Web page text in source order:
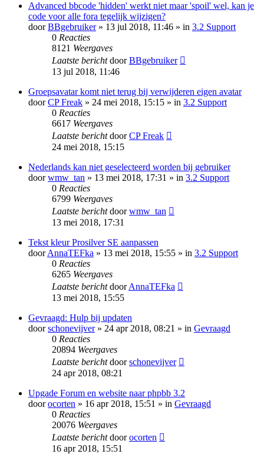
Advanced bbcode 'hidden' werkt niet maar 'spoil' wel, kan je
code voor alle fora tegelijk wijzigen?
doorBBgebruiker» 13 jul 2018, 11:46 » in 3.2 Support
0 Reacties
8121 Weergaves
Laatste berichtdoorBBgebruiker
13 jul 2018, 11:46
Groepsavatar komt niet terug bij verwijderen eigen avatar
doorCP Freak » 24 mei 2018, 15:15 » in 3.2 Support
0 Reacties
6617 Weergaves
Laatste berichtdoorCP Freak
24 mei 2018, 15:15
Nederlands kan niet geselecteerd worden bij gebruiker
doorwmw_tan » 13 mei 2018, 17:31 » in 3.2 Support
0 Reacties
6799 Weergaves
Laatste berichtdoorwmw_tan
13 mei 2018, 17:31
Tekst kleur Prosilver SE aanpassen
doorAnnaTEFka » 13 mei 2018, 15:55 » in 3.2 Support
0 Reacties
6265 Weergaves
Laatste berichtdoorAnnaTEFka
13 mei 2018, 15:55
Gevraagd: Hulp bij updaten
doorschonevijver» 24 apr 2018, 08:21 » in Gevraagd
0 Reacties
20894 Weergaves
Laatste berichtdoorschonevijver
24 apr 2018, 08:21
Upgade Forum en website naar phpbb 3.2
doorocorten » 16 apr 2018, 15:51 » in Gevraagd
0 Reacties
20076 Weergaves
Laatste berichtdoorocorten
16 apr 2018, 15:51